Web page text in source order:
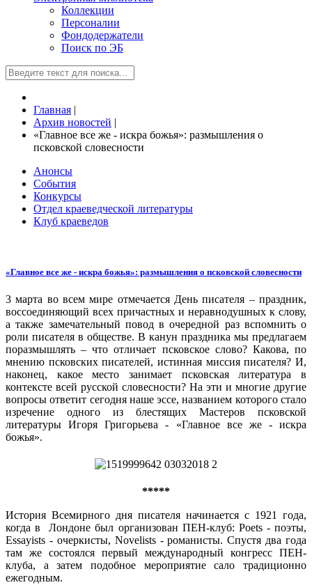
Коллекции
Персоналии
Фондодержатели
Поиск по ЭБ
Главная |
Архив новостей |
«Главное все же - искра божья»: размышления о
псковской словесности
Анонсы
События
Конкурсы
Отдел краеведческой литературы
Клуб краеведов
«Главное все же - искра божья»: размышления о псковской словесности
3 марта во всем мире отмечается День писателя – праздник,
воссоединяющий всех причастных и неравнодушных к слову,
а также замечательный повод в очередной раз вспомнить о
роли писателя в обществе. В канун праздника мы предлагаем
поразмышлять – что отличает псковское слово? Какова, по
мнению псковских писателей, истинная миссия писателя? И,
наконец, какое место занимает псковская литература в
контексте всей русской словесности? На эти и многие другие
вопросы ответит сегодня наше эссе, названием которого стало
изречение одного из блестящих Мастеров псковской
литературы Игоря Григорьева - «Главное все же - искра
божья».
*****
История Всемирного дня писателя начинается с 1921 года,
когда в Лондоне был организован ПЕН-клуб: Poets - поэты,
Essayists - очеркисты, Novelists - романисты. Спустя два года
там же состоялся первый международный конгресс ПЕН-
клуба, а затем подобное мероприятие сало традиционно
ежегодным.